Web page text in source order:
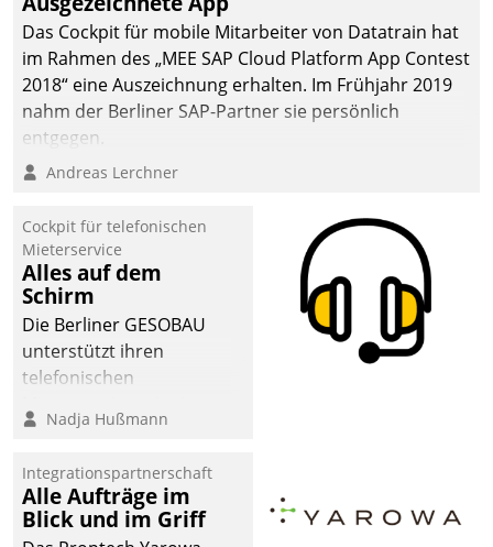
Das Cockpit für mobile Mitarbeiter von Datatrain hat
im Rahmen des „MEE SAP Cloud Platform App Contest
2018“ eine Auszeichnung erhalten. Im Frühjahr 2019
nahm der Berliner SAP-Partner sie persönlich
entgegen.
Andreas Lerchner
Cockpit für telefonischen
Mieterservice
Alles auf dem
Schirm
Die Berliner GESOBAU
unterstützt ihren
telefonischen
digitalen Cockpit, das
passende Fragen und
Schlagworte auswirft.
Eine intuitive
Nadja Hußmann
Integrationspartnerschaft
Alle Aufträge im
Blick und im Griff